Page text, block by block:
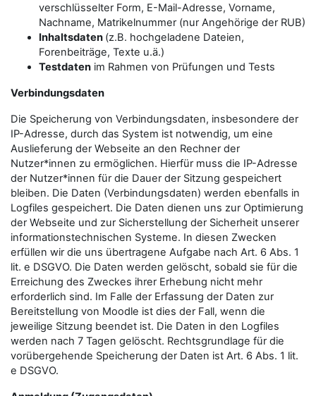
verschlüsselter Form, E-Mail-Adresse, Vorname,
Nachname, Matrikelnummer (nur Angehörige der RUB)
Inhaltsdaten (z.B. hochgeladene Dateien,
Forenbeiträge, Texte u.ä.)
Testdaten im Rahmen von Prüfungen und Tests
Verbindungsdaten
Die Speicherung von Verbindungsdaten, insbesondere der
IP-Adresse, durch das System ist notwendig, um eine
Auslieferung der Webseite an den Rechner der
Nutzer*innen zu ermöglichen. Hierfür muss die IP-Adresse
der Nutzer*innen für die Dauer der Sitzung gespeichert
bleiben. Die Daten (Verbindungsdaten) werden ebenfalls in
Logfiles gespeichert. Die Daten dienen uns zur Optimierung
der Webseite und zur Sicherstellung der Sicherheit unserer
informationstechnischen Systeme. In diesen Zwecken
erfüllen wir die uns übertragene Aufgabe nach Art. 6 Abs. 1
lit. e DSGVO. Die Daten werden gelöscht, sobald sie für die
Erreichung des Zweckes ihrer Erhebung nicht mehr
erforderlich sind. Im Falle der Erfassung der Daten zur
Bereitstellung von Moodle ist dies der Fall, wenn die
jeweilige Sitzung beendet ist. Die Daten in den Logfiles
werden nach 7 Tagen gelöscht. Rechtsgrundlage für die
vorübergehende Speicherung der Daten ist Art. 6 Abs. 1 lit.
e DSGVO.